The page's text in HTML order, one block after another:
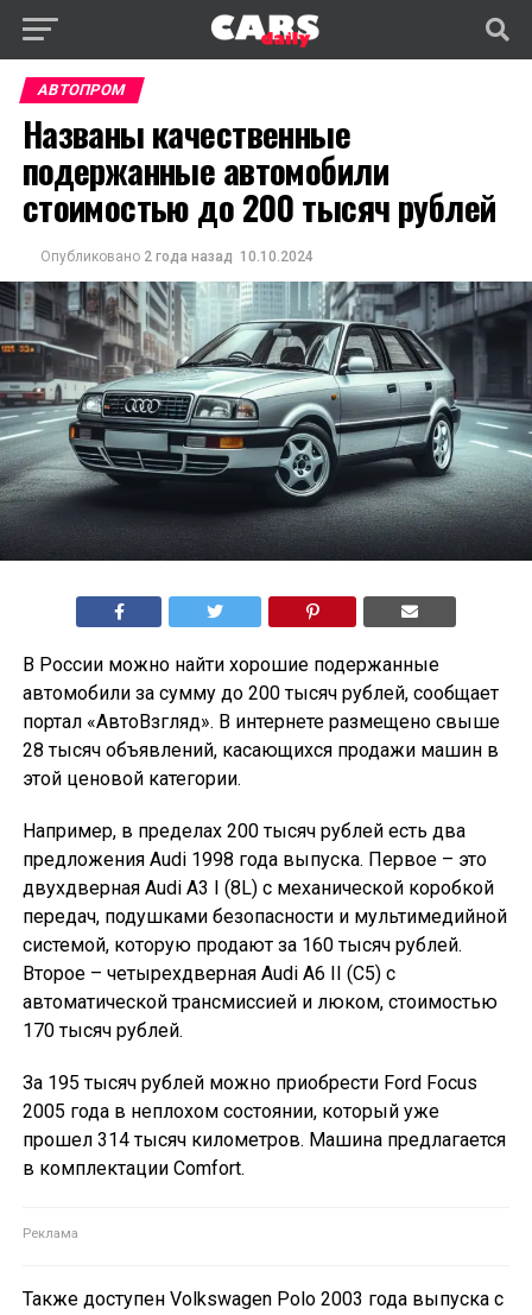
АВТОПРОМ
Названы качественные
подержанные автомобили
стоимостью до 200 тысяч рублей
Опубликовано 2 года назад 10.10.2024
В России можно найти хорошие подержанные
автомобили за сумму до 200 тысяч рублей, сообщает
портал «АвтоВзгляд». В интернете размещено свыше
28 тысяч объявлений, касающихся продажи машин в
этой ценовой категории.
Например, в пределах 200 тысяч рублей есть два
предложения Audi 1998 года выпуска. Первое – это
двухдверная Audi A3 I (8L) с механической коробкой
передач, подушками безопасности и мультимедийной
системой, которую продают за 160 тысяч рублей.
Второе – четырехдверная Audi A6 II (C5) с
автоматической трансмиссией и люком, стоимостью
170 тысяч рублей.
За 195 тысяч рублей можно приобрести Ford Focus
2005 года в неплохом состоянии, который уже
прошел 314 тысяч километров. Машина предлагается
в комплектации Comfort.
Также доступен Volkswagen Polo 2003 года выпуска с